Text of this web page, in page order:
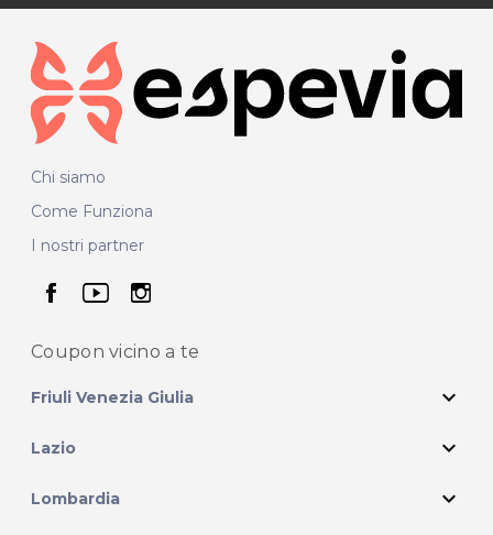
Chi siamo
Come Funziona
I nostri partner
seguici su facebook
seguici su youtube
seguici su instagram
Coupon vicino a te
Friuli Venezia Giulia expand_more
Lazio expand_more
Lombardia expand_more